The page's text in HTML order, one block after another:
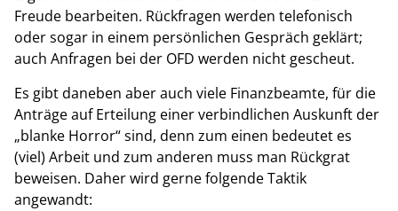
Freude bearbeiten. Rückfragen werden telefonisch
oder sogar in einem persönlichen Gespräch geklärt;
auch Anfragen bei der OFD werden nicht gescheut.
Es gibt daneben aber auch viele Finanzbeamte, für die
Anträge auf Erteilung einer verbindlichen Auskunft der
„blanke Horror“ sind, denn zum einen bedeutet es
(viel) Arbeit und zum anderen muss man Rückgrat
beweisen. Daher wird gerne folgende Taktik
angewandt: